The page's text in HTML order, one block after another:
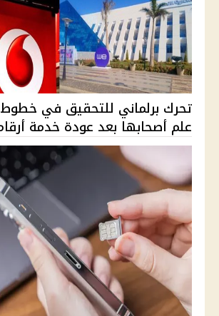
تحرك برلماني للتحقيق في
علم أصحابها بعد عودة خدمة